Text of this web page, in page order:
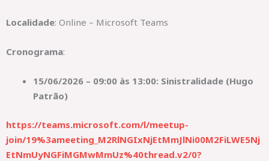
Localidade: Online – Microsoft Teams
Cronograma:
15/06/2026 – 09:00 às 13:00: Sinistralidade (Hugo
Patrão)
https://teams.microsoft.com/l/meetup-
join/19%3ameeting_M2RlNGIxNjEtMmJlNi00M2FiLWE5Nj
EtNmUyNGFiMGMwMmUz%40thread.v2/0?